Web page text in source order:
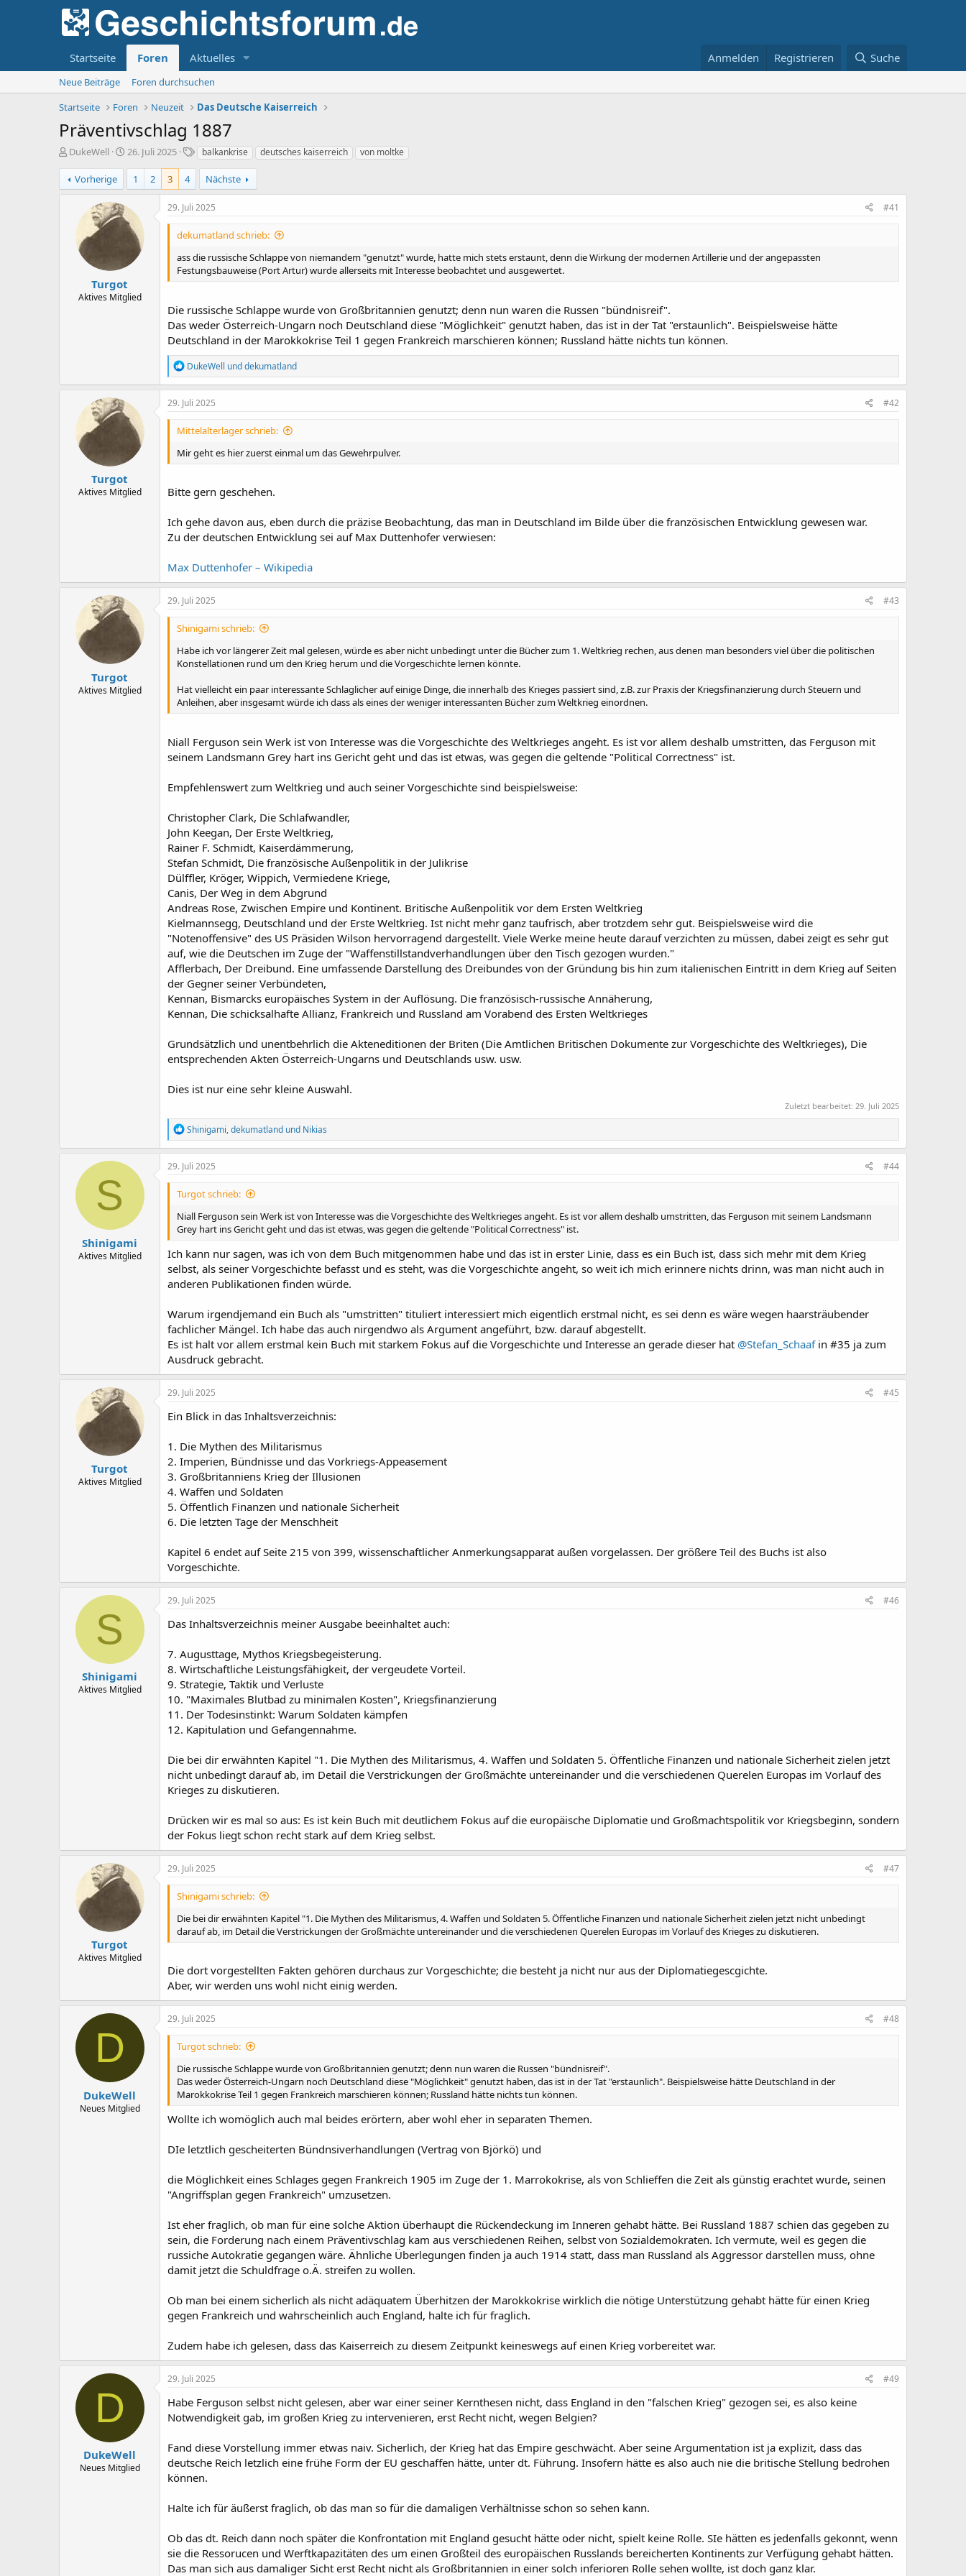
Startseite Foren Aktuelles Anmelden Registrieren Suche
Neue Beiträge
Foren durchsuchen
Startseite
Foren Neuzeit Das Deutsche Kaiserreich
Präventivschlag 1887
E
s
t
DukeWell
E
t
l
m
26. Juli 2025
S
a
o
r
t
balkankrise deutsches kaiserreich von moltke
Vorherige 1 2 3 4 Nächste
Turgot
Aktives Mitglied
29. Juli 2025 #41
dekumatland schrieb:
ass die russische Schlappe von niemandem "genutzt" wurde, hatte mich stets erstaunt, denn die Wirkung der modernen Artillerie und der angepassten
Festungsbauweise (Port Artur) wurde allerseits mit Interesse beobachtet und ausgewertet.
Die russische Schlappe wurde von Großbritannien genutzt; denn nun waren die Russen "bündnisreif".
Das weder Österreich-Ungarn noch Deutschland diese "Möglichkeit" genutzt haben, das ist in der Tat "erstaunlich". Beispielsweise hätte
Deutschland in der Marokkokrise Teil 1 gegen Frankreich marschieren können; Russland hätte nichts tun können.
R
e
a
k
o
e
DukeWell unddekumatland
Turgot
Aktives Mitglied
29. Juli 2025 #42
Mittelalterlager schrieb:
Mir geht es hier zuerst einmal um das Gewehrpulver.
Bitte gern geschehen.
Ich gehe davon aus, eben durch die präzise Beobachtung, das man in Deutschland im Bilde über die französischen Entwicklung gewesen war.
Zu der deutschen Entwicklung sei auf Max Duttenhofer verwiesen:
Max Duttenhofer – Wikipedia
Turgot
Aktives Mitglied
29. Juli 2025 #43
Shinigami schrieb:
Habe ich vor längerer Zeit mal gelesen, würde es aber nicht unbedingt unter die Bücher zum 1. Weltkrieg rechen, aus denen man besonders viel über die politischen
Konstellationen rund um den Krieg herum und die Vorgeschichte lernen könnte.
Hat vielleicht ein paar interessante Schlaglicher auf einige Dinge, die innerhalb des Krieges passiert sind, z.B. zur Praxis der Kriegsfinanzierung durch Steuern und
Anleihen, aber insgesamt würde ich dass als eines der weniger interessanten Bücher zum Weltkrieg einordnen.
Niall Ferguson sein Werk ist von Interesse was die Vorgeschichte des Weltkrieges angeht. Es ist vor allem deshalb umstritten, das Ferguson mit
seinem Landsmann Grey hart ins Gericht geht und das ist etwas, was gegen die geltende "Political Correctness" ist.
Empfehlenswert zum Weltkrieg und auch seiner Vorgeschichte sind beispielsweise:
Christopher Clark, Die Schlafwandler,
John Keegan, Der Erste Weltkrieg,
Rainer F. Schmidt, Kaiserdämmerung,
Stefan Schmidt, Die französische Außenpolitik in der Julikrise
Dülffler, Kröger, Wippich, Vermiedene Kriege,
Canis, Der Weg in dem Abgrund
Andreas Rose, Zwischen Empire und Kontinent. Britische Außenpolitik vor dem Ersten Weltkrieg
Kielmannsegg, Deutschland und der Erste Weltkrieg. Ist nicht mehr ganz taufrisch, aber trotzdem sehr gut. Beispielsweise wird die
"Notenoffensive" des US Präsiden Wilson hervorragend dargestellt. Viele Werke meine heute darauf verzichten zu müssen, dabei zeigt es sehr gut
auf, wie die Deutschen im Zuge der "Waffenstillstandverhandlungen über den Tisch gezogen wurden."
Afflerbach, Der Dreibund. Eine umfassende Darstellung des Dreibundes von der Gründung bis hin zum italienischen Eintritt in dem Krieg auf Seiten
der Gegner seiner Verbündeten,
Kennan, Bismarcks europäisches System in der Auflösung. Die französisch-russische Annäherung,
Kennan, Die schicksalhafte Allianz, Frankreich und Russland am Vorabend des Ersten Weltkrieges
Grundsätzlich und unentbehrlich die Akteneditionen der Briten (Die Amtlichen Britischen Dokumente zur Vorgeschichte des Weltkrieges), Die
entsprechenden Akten Österreich-Ungarns und Deutschlands usw. usw.
Dies ist nur eine sehr kleine Auswahl.
Zuletzt bearbeitet: 29. Juli 2025
R
e
a
k
o
e
n
Shinigami,dekumatland und Nikias
S
Shinigami
Aktives Mitglied
29. Juli 2025 #44
Turgot schrieb:
Niall Ferguson sein Werk ist von Interesse was die Vorgeschichte des Weltkrieges angeht. Es ist vor allem deshalb umstritten, das Ferguson mit seinem Landsmann
Grey hart ins Gericht geht und das ist etwas, was gegen die geltende "Political Correctness" ist.
Ich kann nur sagen, was ich von dem Buch mitgenommen habe und das ist in erster Linie, dass es ein Buch ist, dass sich mehr mit dem Krieg
selbst, als seiner Vorgeschichte befasst und es steht, was die Vorgeschichte angeht, so weit ich mich erinnere nichts drinn, was man nicht auch in
anderen Publikationen finden würde.
Warum irgendjemand ein Buch als "umstritten" tituliert interessiert mich eigentlich erstmal nicht, es sei denn es wäre wegen haarsträubender
fachlicher Mängel. Ich habe das auch nirgendwo als Argument angeführt, bzw. darauf abgestellt.
Es ist halt vor allem erstmal kein Buch mit starkem Fokus auf die Vorgeschichte und Interesse an gerade dieser hat @Stefan_Schaafin #35 ja zum
Ausdruck gebracht.
Turgot
Aktives Mitglied
29. Juli 2025 #45
Ein Blick in das Inhaltsverzeichnis:
1. Die Mythen des Militarismus
2. Imperien, Bündnisse und das Vorkriegs-Appeasement
3. Großbritanniens Krieg der Illusionen
4. Waffen und Soldaten
5. Öffentlich Finanzen und nationale Sicherheit
6. Die letzten Tage der Menschheit
Kapitel 6 endet auf Seite 215 von 399, wissenschaftlicher Anmerkungsapparat außen vorgelassen. Der größere Teil des Buchs ist also
Vorgeschichte.
S
Shinigami
Aktives Mitglied
29. Juli 2025 #46
Das Inhaltsverzeichnis meiner Ausgabe beeinhaltet auch:
7. Augusttage, Mythos Kriegsbegeisterung.
8. Wirtschaftliche Leistungsfähigkeit, der vergeudete Vorteil.
9. Strategie, Taktik und Verluste
10. "Maximales Blutbad zu minimalen Kosten", Kriegsfinanzierung
11. Der Todesinstinkt: Warum Soldaten kämpfen
12. Kapitulation und Gefangennahme.
Die bei dir erwähnten Kapitel "1. Die Mythen des Militarismus, 4. Waffen und Soldaten 5. Öffentliche Finanzen und nationale Sicherheit zielen jetzt
nicht unbedingt darauf ab, im Detail die Verstrickungen der Großmächte untereinander und die verschiedenen Querelen Europas im Vorlauf des
Krieges zu diskutieren.
Drücken wir es mal so aus: Es ist kein Buch mit deutlichem Fokus auf die europäische Diplomatie und Großmachtspolitik vor Kriegsbeginn, sondern
der Fokus liegt schon recht stark auf dem Krieg selbst.
Turgot
Aktives Mitglied
29. Juli 2025 #47
Shinigami schrieb:
Die bei dir erwähnten Kapitel "1. Die Mythen des Militarismus, 4. Waffen und Soldaten 5. Öffentliche Finanzen und nationale Sicherheit zielen jetzt nicht unbedingt
darauf ab, im Detail die Verstrickungen der Großmächte untereinander und die verschiedenen Querelen Europas im Vorlauf des Krieges zu diskutieren.
Die dort vorgestellten Fakten gehören durchaus zur Vorgeschichte; die besteht ja nicht nur aus der Diplomatiegescgichte.
Aber, wir werden uns wohl nicht einig werden.
D
DukeWell
Neues Mitglied
29. Juli 2025 #48
Turgot schrieb:
Die russische Schlappe wurde von Großbritannien genutzt; denn nun waren die Russen "bündnisreif".
Das weder Österreich-Ungarn noch Deutschland diese "Möglichkeit" genutzt haben, das ist in der Tat "erstaunlich". Beispielsweise hätte Deutschland in der
Marokkokrise Teil 1 gegen Frankreich marschieren können; Russland hätte nichts tun können.
Wollte ich womöglich auch mal beides erörtern, aber wohl eher in separaten Themen.
DIe letztlich gescheiterten Bündnsiverhandlungen (Vertrag von Björkö) und
die Möglichkeit eines Schlages gegen Frankreich 1905 im Zuge der 1. Marrokokrise, als von Schlieffen die Zeit als günstig erachtet wurde, seinen
"Angriffsplan gegen Frankreich" umzusetzen.
Ist eher fraglich, ob man für eine solche Aktion überhaupt die Rückendeckung im Inneren gehabt hätte. Bei Russland 1887 schien das gegeben zu
sein, die Forderung nach einem Präventivschlag kam aus verschiedenen Reihen, selbst von Sozialdemokraten. Ich vermute, weil es gegen die
russiche Autokratie gegangen wäre. Ähnliche Überlegungen finden ja auch 1914 statt, dass man Russland als Aggressor darstellen muss, ohne
damit jetzt die Schuldfrage o.Ä. streifen zu wollen.
Ob man bei einem sicherlich als nicht adäquatem Überhitzen der Marokkokrise wirklich die nötige Unterstützung gehabt hätte für einen Krieg
gegen Frankreich und wahrscheinlich auch England, halte ich für fraglich.
Zudem habe ich gelesen, dass das Kaiserreich zu diesem Zeitpunkt keineswegs auf einen Krieg vorbereitet war.
D
DukeWell
Neues Mitglied
29. Juli 2025 #49
Habe Ferguson selbst nicht gelesen, aber war einer seiner Kernthesen nicht, dass England in den "falschen Krieg" gezogen sei, es also keine
Notwendigkeit gab, im großen Krieg zu intervenieren, erst Recht nicht, wegen Belgien?
Fand diese Vorstellung immer etwas naiv. Sicherlich, der Krieg hat das Empire geschwächt. Aber seine Argumentation ist ja explizit, dass das
deutsche Reich letzlich eine frühe Form der EU geschaffen hätte, unter dt. Führung. Insofern hätte es also auch nie die britische Stellung bedrohen
können.
Halte ich für äußerst fraglich, ob das man so für die damaligen Verhältnisse schon so sehen kann.
Ob das dt. Reich dann noch später die Konfrontation mit England gesucht hätte oder nicht, spielt keine Rolle. SIe hätten es jedenfalls gekonnt, wenn
sie die Ressorucen und Werftkapazitäten des um einen Großteil des europäischen Russlands bereicherten Kontinents zur Verfügung gehabt hätten.
Das man sich aus damaliger Sicht erst Recht nicht als Großbritannien in einer solch inferioren Rolle sehen wollte, ist doch ganz klar.